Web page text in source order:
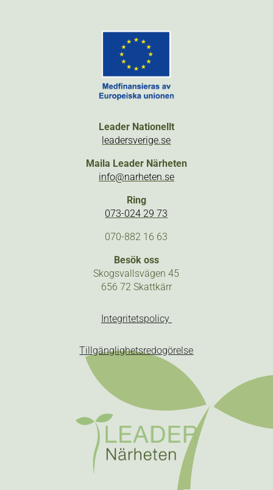
Leader Nationellt
leadersverige.se
Maila Leader Närheten
info@narheten.se
Ring
073-024 29 73
070-882 16 63
Besök oss
Skogsvallsvägen 45
656 72 Skattkärr
Integritetspolicy
Tillgänglighetsredogörelse